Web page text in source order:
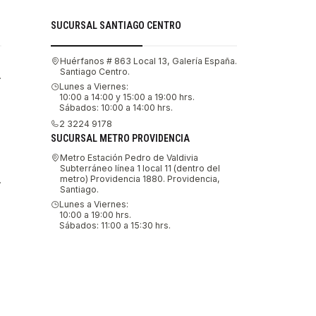
SUCURSAL SANTIAGO CENTRO
Huérfanos # 863 Local 13, Galería España.
Santiago Centro.
Lunes a Viernes:
10:00 a 14:00 y 15:00 a 19:00 hrs.
Sábados: 10:00 a 14:00 hrs.
2 3224 9178
SUCURSAL METRO PROVIDENCIA
Metro Estación Pedro de Valdivia
Subterráneo línea 1 local 11 (dentro del
metro) Providencia 1880. Providencia,
Santiago.
Lunes a Viernes:
10:00 a 19:00 hrs.
Sábados: 11:00 a 15:30 hrs.